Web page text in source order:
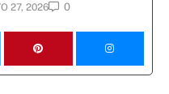
27, 2026 0